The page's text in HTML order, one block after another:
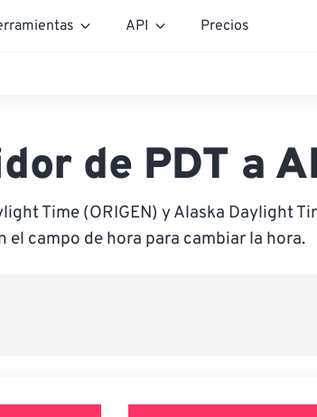
API Precios
de PDT a
Time (ORIGEN) y Alaska Daylight
el campo de hora para cambiar la hora.